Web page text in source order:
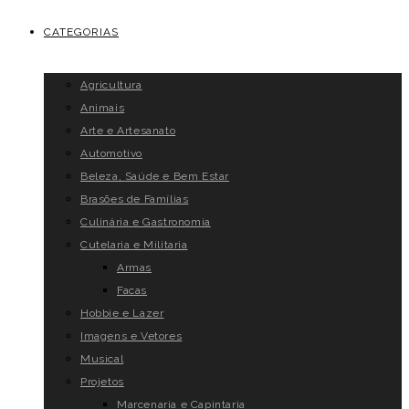
CATEGORIAS
Agricultura
Animais
Arte e Artesanato
Automotivo
Beleza, Saúde e Bem Estar
Brasões de Famílias
Culinária e Gastronomia
Cutelaria e Militaria
Armas
Facas
Hobbie e Lazer
Imagens e Vetores
Musical
Projetos
Marcenaria e Capintaria